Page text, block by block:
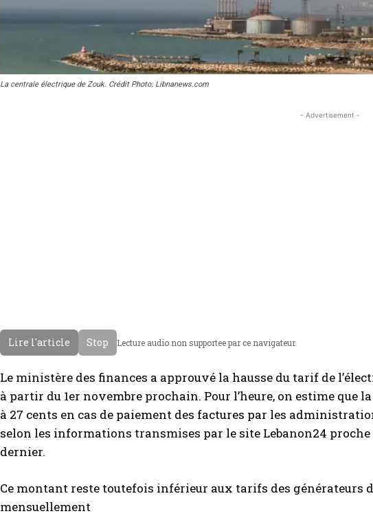
La centrale électrique de Zouk. Crédit Photo: Libnanews.com
- Advertisement -
Lire l'article Stop Lecture audio non supportee par ce navigateur.
Le ministère des finances a approuvé la hausse du tarif de
à partir du 1er novembre prochain. Pour l’heure, on estime
à 27 cents en cas de paiement des factures par les
selon les informations transmises par le site Lebanon24
dernier.
Ce montant reste toutefois inférieur aux tarifs des générateurs
mensuellement